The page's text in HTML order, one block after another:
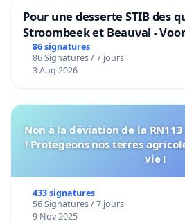
Pour une desserte STIB des
Stroombeek et Beauval -
bediening van de wijken
Voor
86 signatures
86 Signatures / 7 jours
3 Aug 2026
Non à la déviation de la
! Protégeons nos terres
vie !
433 signatures
56 Signatures / 7 jours
9 Nov 2025